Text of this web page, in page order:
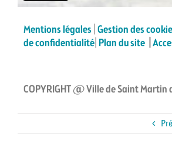
Mentions légales Gestion des
de confidentialité Plan du site
COPYRIGHT @ Ville de Saint Martin